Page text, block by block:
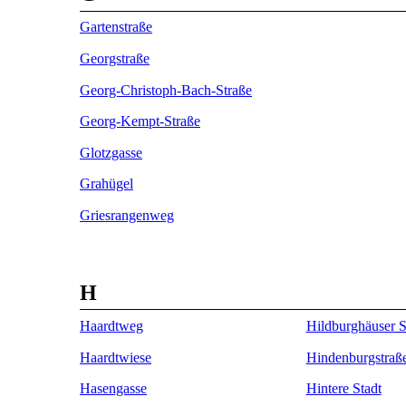
Gartenstraße
Georgstraße
Georg-Christoph-Bach-Straße
Georg-Kempt-Straße
Glotzgasse
Grahügel
Griesrangenweg
H
Haardtweg
Haardtwiese
Hasengasse
Hildburghäuser
Hintere Stadt